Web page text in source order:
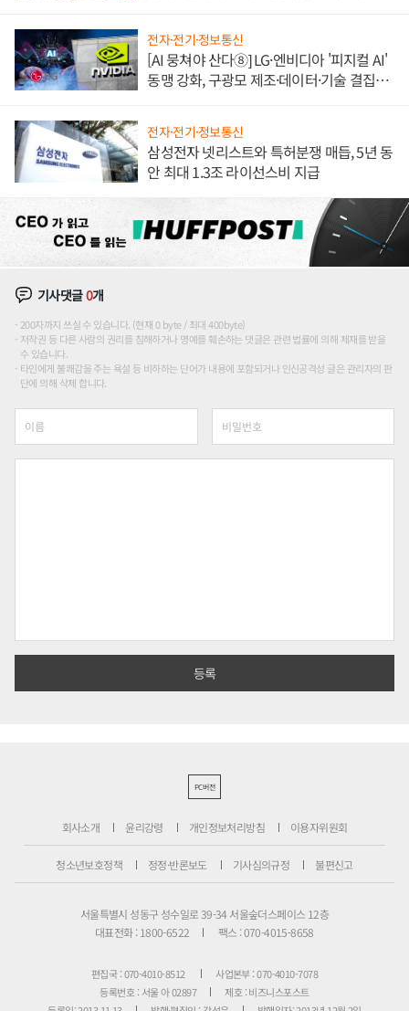
전자·전기·정보통신
[AI 뭉쳐야 산다⑧] LG·엔비디아 '피지컬 AI'
동맹 강화, 구광모 제조·데이터·기술 결집
전자·전기·정보통신
삼성전자 넷리스트와 특허분쟁 매듭, 5년 동
안 최대 1.3조 라이선스비 지급
기사댓글0개
200자까지 쓰실 수 있습니다. (현재 0 byte / 최대 400byte)
저작권 등 다른 사람의 권리를 침해하거나 명예를 훼손하는 댓글은 관련 법률에 의해 제재를 받을
수 있습니다.
타인에게 불쾌감을 주는 욕설 등 비하하는 단어가 내용에 포함되거나 인신공격성 글은 관리자의 판
단에 의해 삭제 합니다.
PC버전
회사소개 윤리강령 개인정보처리방침 이용자위원회
청소년보호정책 정정·반론보도 기사심의규정 불편신고
서울특별시 성동구 성수일로 39-34 서울숲더스페이스 12층
대표전화 : 1800-6522
팩스 : 070-4015-8658
편집국 : 070-4010-8512
사업본부 : 070-4010-7078
등록번호 : 서울 아 02897
제호 : 비즈니스포스트